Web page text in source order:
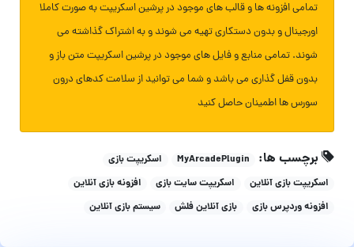
تمامی افزونه ها و قالب های موجود در پرشین اسکریپت به صورت کاملا
اورجینال و بدون دستکاری تهیه می شوند و به اشتراک گذاشته می
شوند. تمامی منابع و فایل های موجود در پرشین اسکریپت متن باز و
بدون قفل گذاری می باشد و شما می توانید از سلامت کدهای درون
سورس ها اطمینان حاصل کنید
برچسب ها: MyArcadePlugin
اسکریپت بازی
اسکریپت بازی آنلاین
اسکریپت سایت بازی
افزونه بازی آنلاین
افزونه وردپرس بازی
بازی آنلاین فلش سیستم بازی آنلاین